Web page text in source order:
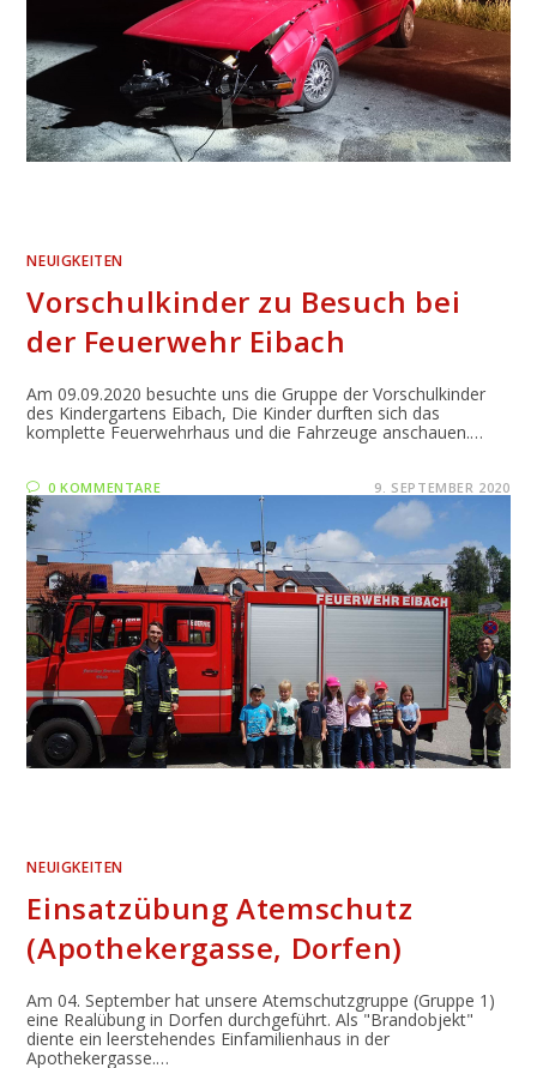
NEUIGKEITEN
Vorschulkinder zu Besuch bei
der Feuerwehr Eibach
Am 09.09.2020 besuchte uns die Gruppe der Vorschulkinder
des Kindergartens Eibach, Die Kinder durften sich das
komplette Feuerwehrhaus und die Fahrzeuge anschauen.…
0 KOMMENTARE 9. SEPTEMBER 2020
NEUIGKEITEN
Einsatzübung Atemschutz
(Apothekergasse, Dorfen)
Am 04. September hat unsere Atemschutzgruppe (Gruppe 1)
eine Realübung in Dorfen durchgeführt. Als "Brandobjekt"
diente ein leerstehendes Einfamilienhaus in der
Apothekergasse.…